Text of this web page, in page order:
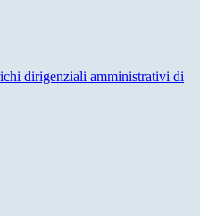
dirigenziali amministrativi di